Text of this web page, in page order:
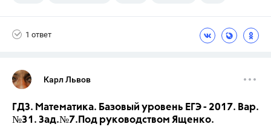
1 ответ
Карл Львов
ГДЗ. Математика. Базовый уровень ЕГЭ - 2017. Вар.
№31. Зад.№7.Под руководством Ященко.